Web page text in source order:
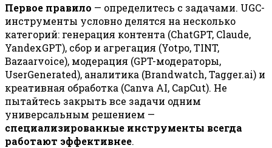
Первое правило — определитесь с задачами. UGC-
инструменты условно делятся на несколько
категорий: генерация контента (ChatGPT, Claude,
YandexGPT), сбор и агрегация (Yotpo, TINT,
Bazaarvoice), модерация (GPT-модераторы,
UserGenerated), аналитика (Brandwatch, Tagger.ai) и
креативная обработка (Canva AI, CapCut). Не
пытайтесь закрыть все задачи одним
универсальным решением —
специализированные инструменты всегда
работают эффективнее.